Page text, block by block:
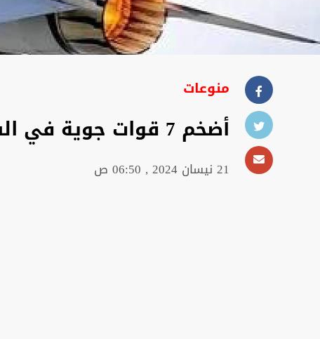
منوعات
أضخم 7 قوات جوية في الشرق الأوسط وشمال أفريقيا
21 نيسان 2024 , 06:50 ص